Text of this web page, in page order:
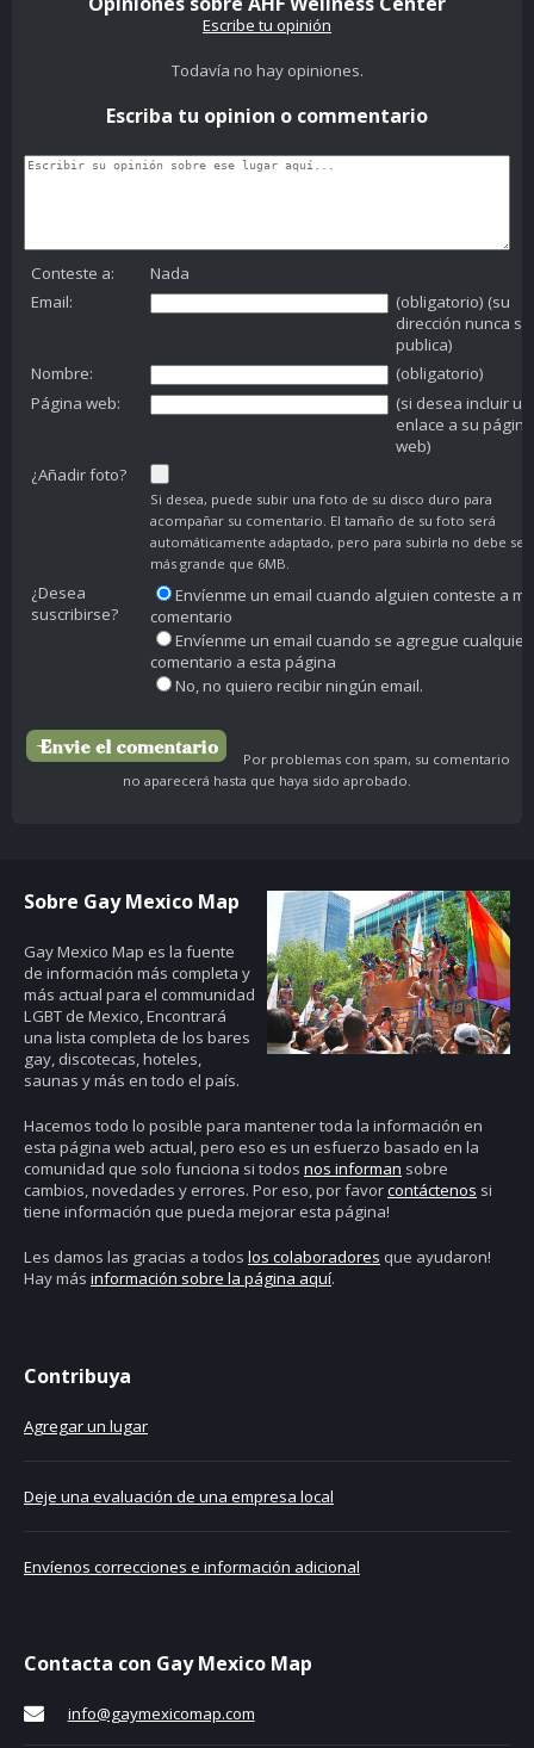
Escribe tu opinión
Todavía no hay opiniones.
Escriba tu opinion o commentario
Conteste a:
Nada
Email:
(obligatorio) (su
dirección nunca se
publica)
Nombre:
(obligatorio)
Página web:
(si desea incluir un
enlace a su página
web)
¿Añadir foto?
Si desea, puede subir una foto de su disco duro para
acompañar su comentario. El tamaño de su foto será
automáticamente adaptado, pero para subirla no debe ser
más grande que 6MB.
¿Desea
suscribirse?
Envíenme un email cuando alguien conteste a mi
comentario
Envíenme un email cuando se agregue cualquier
comentario a esta página
No, no quiero recibir ningún email.
Por problemas con spam, su comentario
no aparecerá hasta que haya sido aprobado.
Sobre Gay Mexico Map
Gay Mexico Map es la fuente
de información más completa y
más actual para el communidad
LGBT de Mexico, Encontrará
una lista completa de los bares
gay, discotecas, hoteles,
saunas y más en todo el país.
Hacemos todo lo posible para mantener toda la información en
esta página web actual, pero eso es un esfuerzo basado en la
comunidad que solo funciona si todos nos informan sobre
cambios, novedades y errores. Por eso, por favorcontáctenos si
tiene información que pueda mejorar esta página!
Les damos las gracias a todos los colaboradores que ayudaron!
Hay más información sobre la página aquí.
Contribuya
Agregar un lugar
Deje una evaluación de una empresa local
Envíenos correcciones e información adicional
Contacta con Gay Mexico Map
info@gaymexicomap.com